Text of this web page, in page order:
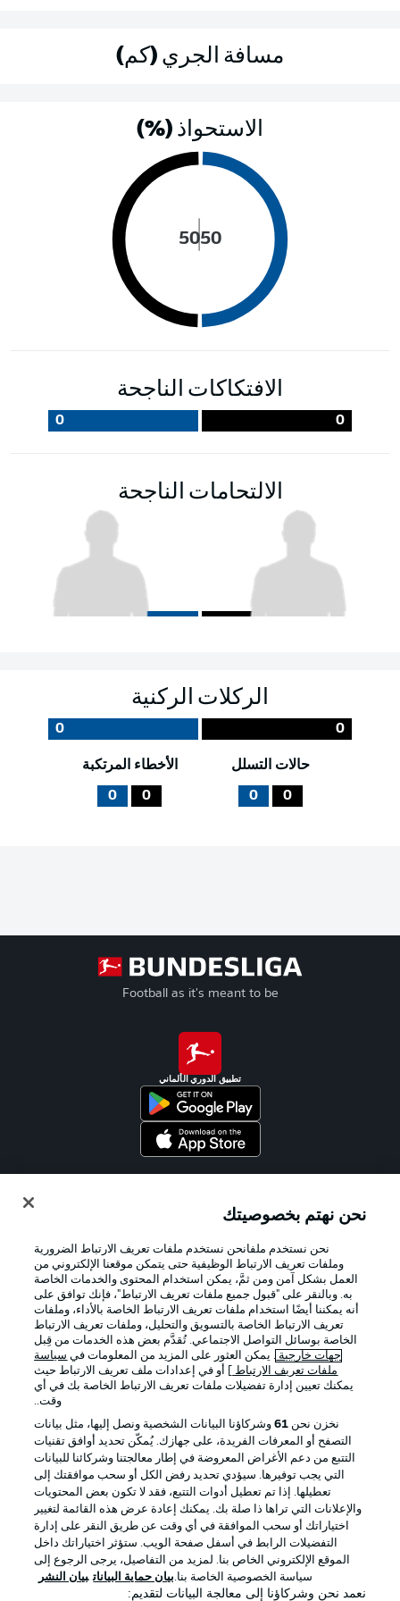
مسافة الجري (كم)
الاستحواذ (%)
50
50
الافتكاكات الناجحة
0
0
الالتحامات الناجحة
الركلات الركنية
0
0
حالات التسلل
0
0
الأخطاء المرتكبة
0
0
Football as it's meant to be
تطبيق الدوري الألماني
الإعلانات الإخطارات القانونية
شروط الاستخدام الوظائف
جهة النشر تواصل معنا
اللاعبون
نحن نهتم بخصوصيتك
نحن نستخدم ملفانحن نستخدم ملفات تعريف الارتباط الضرورية
وملفات تعريف الارتباط الوظيفية حتى يتمكن موقعنا الإلكتروني من
العمل بشكل آمن ومن ثمَّ، يمكن استخدام المحتوى والخدمات الخاصة
به. وبالنقر على "قبول جميع ملفات تعريف الارتباط"، فإنك توافق على
أنه يمكننا أيضًا استخدام ملفات تعريف الارتباط الخاصة بالأداء، وملفات
تعريف الارتباط الخاصة بالتسويق والتحليل، وملفات تعريف الارتباط
الخاصة بوسائل التواصل الاجتماعي. تُقدَّم بعض هذه الخدمات من قِبل
جهات خارجية . يمكن العثور على المزيد من المعلومات في سياسة
ملفات تعريف الارتباط
] أو في إعدادات ملف تعريف الارتباط حيث
يمكنك تعيين إدارة تفضيلات ملفات تعريف الارتباط الخاصة بك في أي
وقت..
نخزن نحن 61وشركاؤنا البيانات الشخصية ونصل إليها، مثل بيانات
التصفح أو المعرفات الفريدة، على جهازك. يُمكّن تحديد أوافق تقنيات
التتبع من دعم الأغراض المعروضة في إطار معالجتنا وشركائنا للبيانات
التي يجب توفيرها. سيؤدي تحديد رفض الكل أو سحب موافقتك إلى
تعطيلها. إذا تم تعطيل أدوات التتبع، فقد لا تكون بعض المحتويات
والإعلانات التي تراها ذا صلة بك. يمكنك إعادة عرض هذه القائمة لتغيير
اختياراتك أو سحب الموافقة في أي وقت عن طريق النقر على إدارة
التفضيلات الرابط في أسفل صفحة الويب. ستؤثر اختياراتك داخل
الموقع الإلكتروني الخاص بنا. لمزيد من التفاصيل، يرجى الرجوع إلى
سياسة الخصوصية الخاصة بنا.بيان حماية البيانات بيان النشر
نعمد نحن وشركاؤنا إلى معالجة البيانات لتقديم: